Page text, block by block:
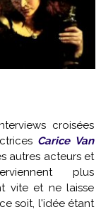
croisées
Carice Van
autres acteurs et
plus
vite et ne laisse
soit, l'idée étant